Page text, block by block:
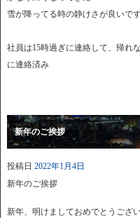
雪が降ってる時の静けさが良いで
社員は15時過ぎに連絡して、帰れ
に連絡済み
新年のご挨拶
投稿日 2022年1月4日
新年のご挨拶
新年、明けましておめでとうござい